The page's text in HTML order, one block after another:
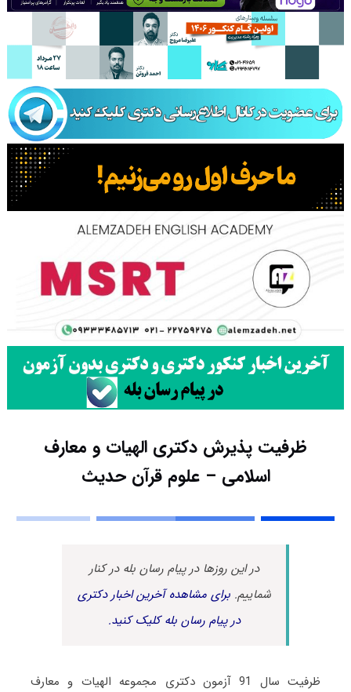
ظرفیت پذیرش دکتری الهیات و معارف
اسلامی – علوم قرآن حدیث
در این روزها در پیام رسان بله در کنار
شماییم.برای مشاهده آخرین اخبار دکتری
در پیام رسان بله کلیک کنید.
ظرفیت سال 91 آزمون دکتری مجموعه الهیات و معارف